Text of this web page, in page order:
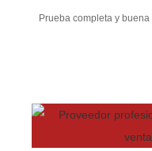
Prueba completa y